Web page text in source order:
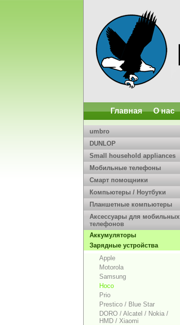
Главная О нас
umbro
DUNLOP
Small household appliances
Мобильные телефоны
Смарт помощники
Компьютеры / Ноутбуки
Планшетные компьютеры
Аксессуары для мобильных
телефонов
Aккумуляторы
Зарядные устройства
Apple
Motorola
Samsung
Hoco
Prio
Prestico / Blue Star
DORO / Alcatel / Nokia /
HMD / Xiaomi